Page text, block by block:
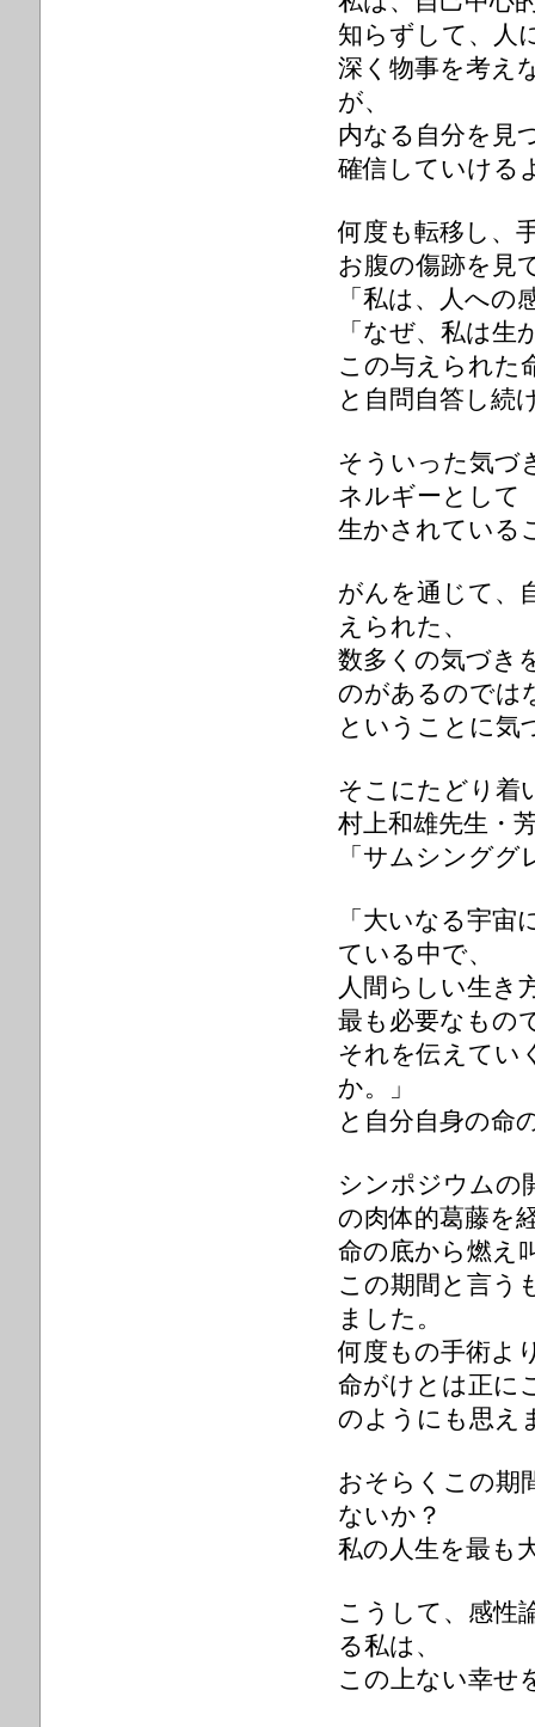
知らずして、人
深く物事を考え
が、
内なる自分を見
確信していける
何度も転移し、
お腹の傷跡を見
「私は、人へ
「なぜ、私は
この与えられた
と自問自答し続
そういった気づ
ネルギーとして
生かされている
がんを通じて、
えられた、
数多くの気づき
のがあるのでは
ということに気
そこにたどり着
村上和雄先生・
「サムシング
「大いなる宇
ている中で、
人間らしい生き
最も必要なもの
それを伝えてい
か。」
と自分自身の命
シンポジウムの
の肉体的葛藤を
命の底から燃え
この期間と言う
ました。
何度もの手術よ
命がけとは正に
のようにも思え
おそらくこの期
ないか？
私の人生を最も
こうして、感性
る私は、
この上ない幸せ